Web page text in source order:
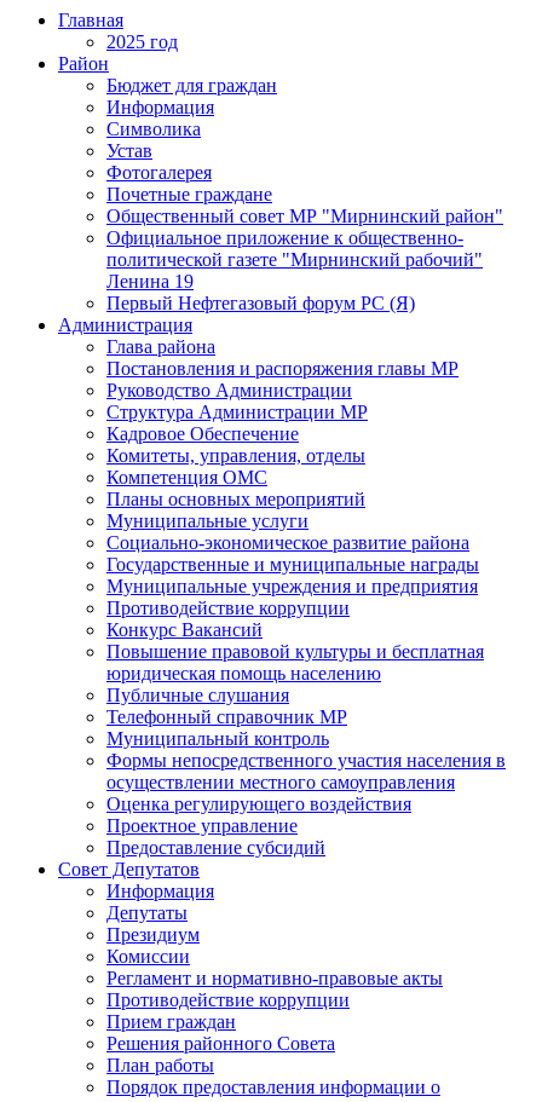
Главная
2025 год
Район
Бюджет для граждан
Информация
Символика
Устав
Фотогалерея
Почетные граждане
Общественный совет МР "Мирнинский район"
Официальное приложение к общественно-
политической газете "Мирнинский рабочий"
Ленина 19
Первый Нефтегазовый форум РС (Я)
Администрация
Глава района
Постановления и распоряжения главы МР
Руководство Администрации
Структура Администрации МР
Кадровое Обеспечение
Комитеты, управления, отделы
Компетенция ОМС
Планы основных мероприятий
Муниципальные услуги
Социально-экономическое развитие района
Государственные и муниципальные награды
Муниципальные учреждения и предприятия
Противодействие коррупции
Конкурс Вакансий
Повышение правовой культуры и бесплатная
юридическая помощь населению
Публичные слушания
Телефонный справочник МР
Муниципальный контроль
Формы непосредственного участия населения в
осуществлении местного самоуправления
Оценка регулирующего воздействия
Проектное управление
Предоставление субсидий
Совет Депутатов
Информация
Депутаты
Президиум
Комиссии
Регламент и нормативно-правовые акты
Противодействие коррупции
Прием граждан
Решения районного Совета
План работы
Порядок предоставления информации о